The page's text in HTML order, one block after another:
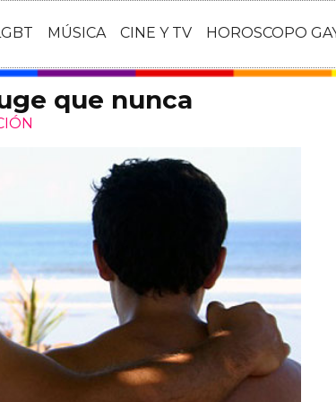
MÚSICA CINE Y TV HOROSCOPO
que nunca